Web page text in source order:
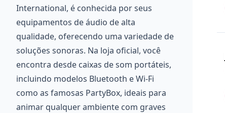
International, é conhecida por seus
equipamentos de áudio de alta
qualidade, oferecendo uma variedade de
soluções sonoras. Na loja oficial, você
encontra desde caixas de som portáteis,
incluindo modelos Bluetooth e Wi-Fi
como as famosas PartyBox, ideais para
animar qualquer ambiente com graves